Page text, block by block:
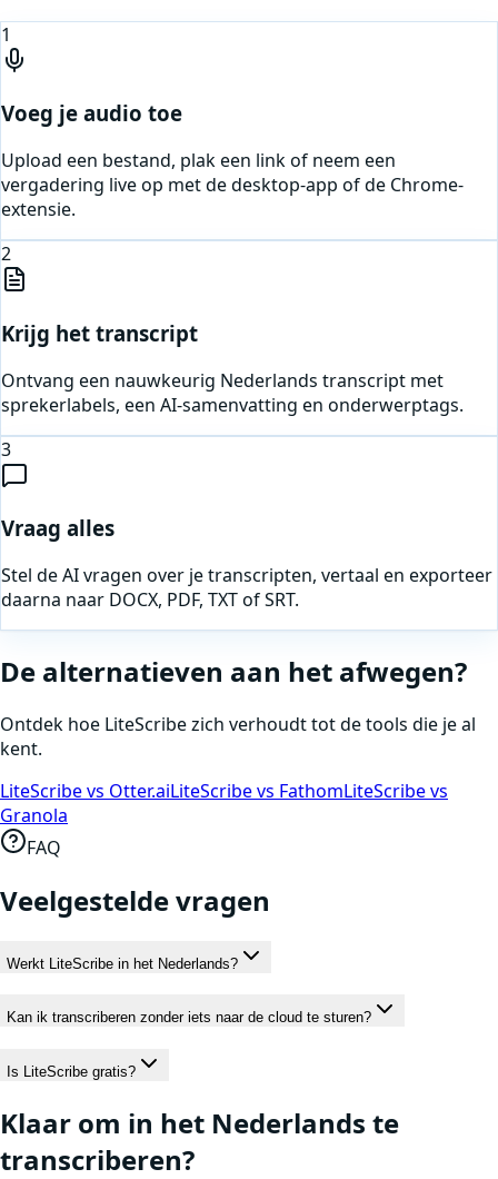
1
Voeg je audio toe
Upload een bestand, plak een link of neem een
vergadering live op met de desktop-app of de Chrome-
extensie.
2
Krijg het transcript
Ontvang een nauwkeurig Nederlands transcript met
sprekerlabels, een AI-samenvatting en onderwerptags.
3
Vraag alles
Stel de AI vragen over je transcripten, vertaal en exporteer
daarna naar DOCX, PDF, TXT of SRT.
De alternatieven aan het afwegen?
Ontdek hoe LiteScribe zich verhoudt tot de tools die je al
kent.
LiteScribe vs Otter.aiLiteScribe vs FathomLiteScribe vs
Granola
FAQ
Veelgestelde vragen
Werkt LiteScribe in het Nederlands?
Kan ik transcriberen zonder iets naar de cloud te sturen?
Is LiteScribe gratis?
Klaar om in het Nederlands te
transcriberen?